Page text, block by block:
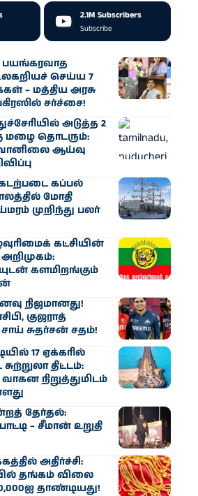
2.1M Subscribers
Subscribe
பயங்கரவாத
செய்ய 7
– மத்திய அரசு
சர்ச்சை!
அடுத்த 2
மழை தொடரும்:
ஆய்வு
கப்பல்
மோதி
முறிந்து பலர்
கட்சியின்
அறிமுகம்:
களமிறங்கும்
நிஜமானது!
குஜராத்
சுதர்சன் சதம்!
17 ஏக்கரில்
திட்டம்:
நிறுத்துமிடம்
தேர்தல்:
– சீமான் உறுதி
அதிர்ச்சி:
தங்கம் விலை
தாண்டியது!